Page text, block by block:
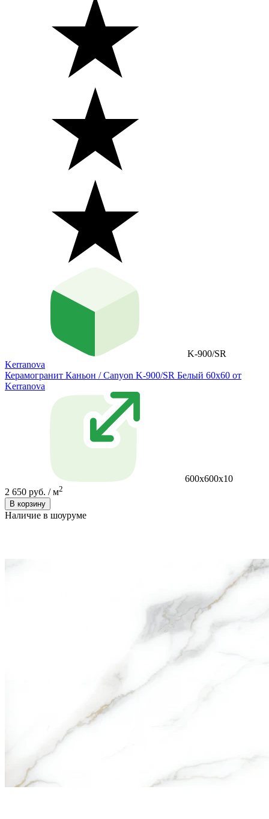
K-900/SR
Kerranova
Керамогранит Каньон / Canyon K-900/SR Белый 60х60 от
Kerranova
600х600х10
2 650 руб. / м2
В корзину
Наличие в шоуруме